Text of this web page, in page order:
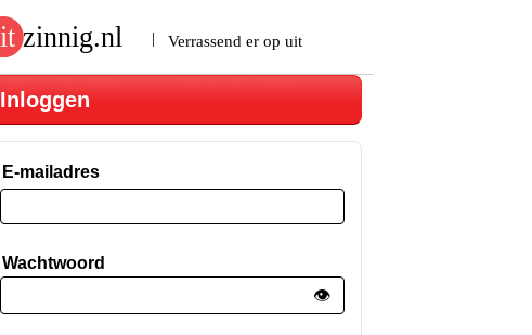
Inloggen
E-mailadres
Wachtwoord
👁️